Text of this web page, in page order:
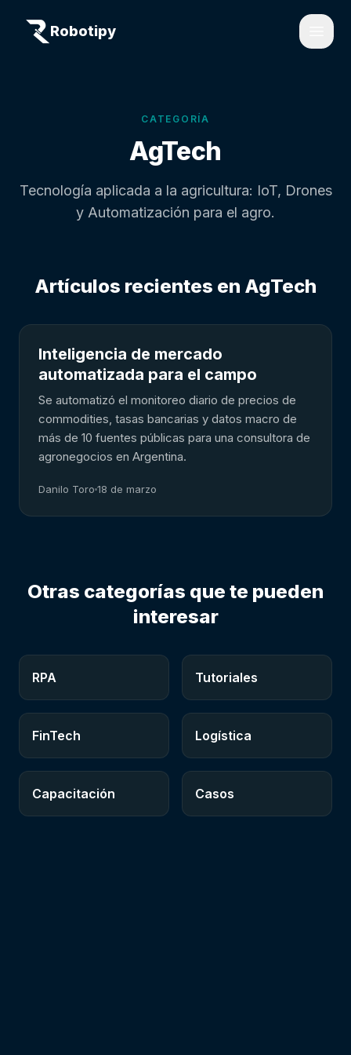
Robotipy
CATEGORÍA
AgTech
Tecnología aplicada a la agricultura: IoT, Drones
y Automatización para el agro.
Artículos recientes en AgTech
Inteligencia de mercado
automatizada para el campo
Se automatizó el monitoreo diario de precios de
commodities, tasas bancarias y datos macro de
más de 10 fuentes públicas para una consultora de
agronegocios en Argentina.
Danilo Toro 18 de marzo
Otras categorías que te pueden
interesar
RPA Tutoriales
FinTech Logística
Capacitación Casos